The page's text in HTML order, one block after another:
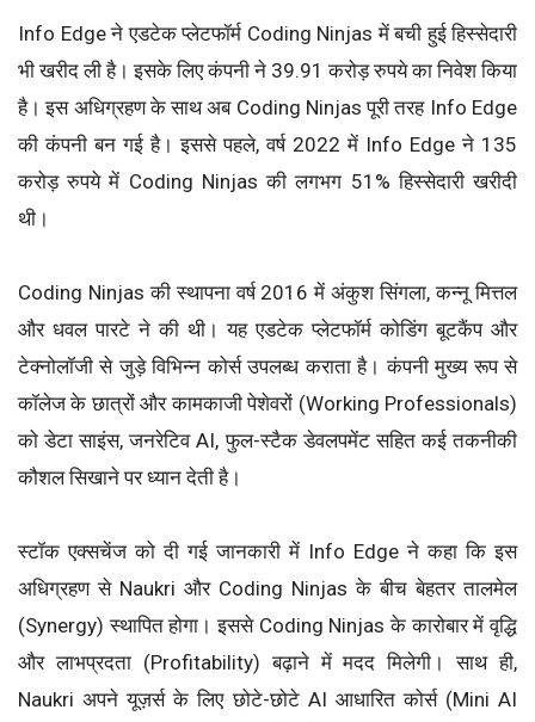
Info Edge ने एडटेक प्लेटफॉर्म Coding Ninjas में बची हुई हिस्सेदारी
भी खरीद ली है। इसके लिए कंपनी ने 39.91 करोड़ रुपये का निवेश किया
है। इस अधिग्रहण के साथ अब Coding Ninjas पूरी तरह Info Edge
की कंपनी बन गई है। इससे पहले, वर्ष 2022 में Info Edge ने 135
करोड़ रुपये में Coding Ninjas की लगभग 51% हिस्सेदारी खरीदी
थी।
Coding Ninjas की स्थापना वर्ष 2016 में अंकुश सिंगला, कन्नू मित्तल
और धवल पारटे ने की थी। यह एडटेक प्लेटफॉर्म कोडिंग बूटकैंप और
टेक्नोलॉजी से जुड़े विभिन्न कोर्स उपलब्ध कराता है। कंपनी मुख्य रूप से
कॉलेज के छात्रों और कामकाजी पेशेवरों (Working Professionals)
को डेटा साइंस, जनरेटिव AI, फुल-स्टैक डेवलपमेंट सहित कई तकनीकी
कौशल सिखाने पर ध्यान देती है।
स्टॉक एक्सचेंज को दी गई जानकारी में Info Edge ने कहा कि इस
अधिग्रहण से Naukri और Coding Ninjas के बीच बेहतर तालमेल
(Synergy) स्थापित होगा। इससे Coding Ninjas के कारोबार में वृद्धि
और लाभप्रदता (Profitability) बढ़ाने में मदद मिलेगी। साथ ही,
Naukri अपने यूज़र्स के लिए छोटे-छोटे AI आधारित कोर्स (Mini AI